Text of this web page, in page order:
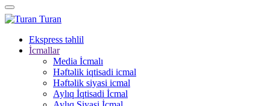
Turan
Ekspress təhlil
İcmallar
Media İcmalı
Həftəlik iqtisadi icmal
Həftəlik siyasi icmal
Aylıq İqtisadi İcmal